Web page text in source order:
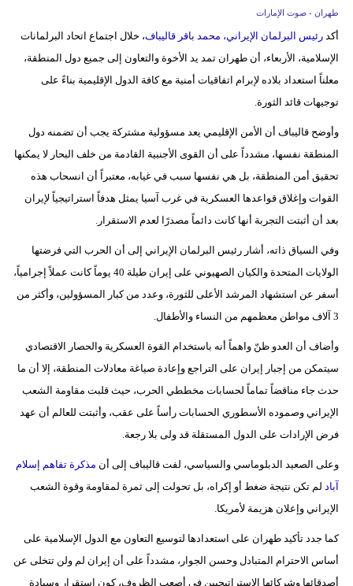
أزياء
إسلامية
بيئة
مدوَّنات
فيديو
سيارات
طهران - صوت الإمارات
أكد رئيس البرلمان الإيراني، محمد باقر قاليباف، خلال اجتماع اتحاد البرلمانات
الإسلامية، الأربعاء، أن طهران تمد يد الأخوة والتعاون إلى جميع دول المنطقة،
معلناً استعداد بلاده لإبرام اتفاقيات أمنية مع كافة الدول الإقليمية بناءً على
توجيهات قائد الثورة.
وأوضح قاليباف أن الأمن الإقليمي يعد مسؤولية مشتركة يجب أن تضمنه دول
المنطقة نفسها، مشدداً على أن القوى الأجنبية القادمة من خلف البحار لا يمكنها
تحقيق أمن المنطقة، بل هي نفسها سبب في غيابه، معتبراً أن انسحاب هذه
القوات وإغلاق قواعدها العسكرية في غرب آسيا يمثل هدفاً استراتيجياً لإيران
بعد أن أثبتت التجربة أنها كانت دائماً مصدرًا لعدم الاستقرار.
وفي السياق ذاته، أشار رئيس البرلمان الإيراني إلى أن الحرب التي فرضتها
الولايات المتحدة والكيان الصهيوني على إيران طيلة 40 يوماً كانت عملاً إجرامياً،
أسفر عن استشهاد المرشد الأعلى للثورة، وعدد من كبار المسؤولين، وأكثر من
3 آلاف مواطن معظمهم من النساء والأطفال.
وأضاف أن العدو ظنّ واهماً أنه باستخدام القوة العسكرية والحصار الاقتصادي
سيتمكن من إجبار إيران على التراجع وإعادة صياغة معادلات المنطقة، إلا أن ما
حدث جاء مناقضاً تماماً لحسابات مخططي الحرب، حيث قلبت مقاومة الشعب
الإيراني وصموده الأسطوري الحسابات رأساً على عقب، وأثبتت للعالم أن عهد
فرض الإرادات على الدول المستقلة قد ولى بلا رجعة.
وعلى الصعيد الدبلوماسي والسياسي، لفت قاليباف إلى أن مذكرة تفاهم إسلام
آباد لم تكن نتيجة ضغط أو إكراه، بل تحولت إلى ثمرة لمقاومة وقوة الشعب
الإيراني وإعلان هزيمة لأمريكا.
كما جدد تأكيد طهران على استعدادها لتوسيع التعاون مع الدول الإسلامية على
أساس الاحترام المتبادل وحسن الجوار، مشدداً على أن إيران لم ولن تتخلى عن
أصدقائها وشركائها الاستراتيجيين في أصعب الظروف، كون استقرار وسيادة